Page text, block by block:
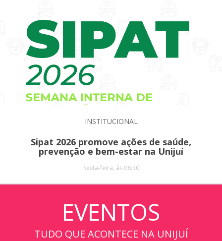
INSTITUCIONAL
Sipat 2026 promove ações de saúde,
prevenção e bem-estar na Unijuí
Sexta-feira, às 08:30
EVENTOS
TUDO QUE ACONTECE NA UNIJUÍ